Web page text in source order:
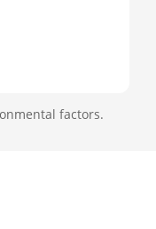
factors.